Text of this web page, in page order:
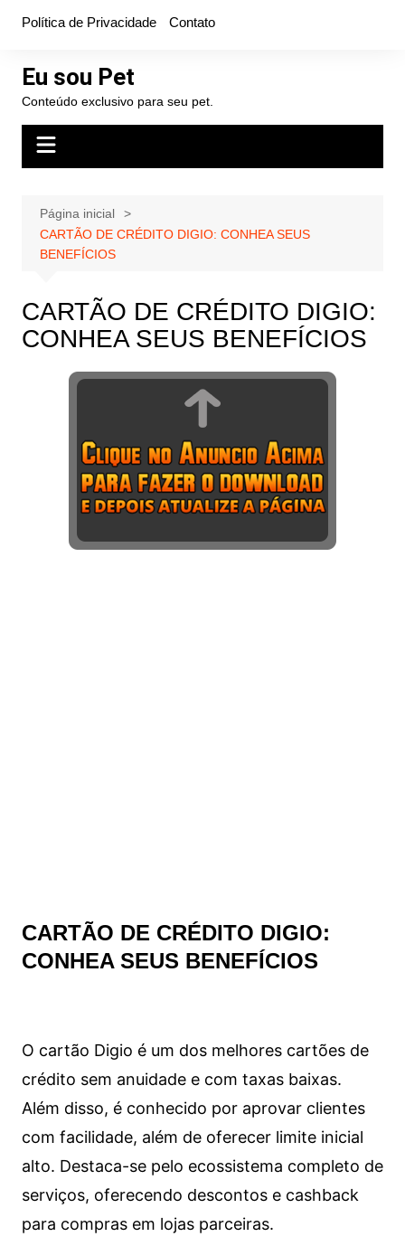
conteúdo
Política de Privacidade Contato
Eu sou Pet
Conteúdo exclusivo para seu pet.
Página inicial
CARTÃO DE CRÉDITO DIGIO: CONHEA SEUS
BENEFÍCIOS
CARTÃO DE CRÉDITO DIGIO:
CONHEA SEUS BENEFÍCIOS
CARTÃO DE CRÉDITO DIGIO:
CONHEA SEUS BENEFÍCIOS
O cartão Digio é um dos melhores cartões de
crédito sem anuidade e com taxas baixas.
Além disso, é conhecido por aprovar clientes
com facilidade, além de oferecer limite inicial
alto. Destaca-se pelo ecossistema completo de
serviços, oferecendo descontos e cashback
para compras em lojas parceiras.